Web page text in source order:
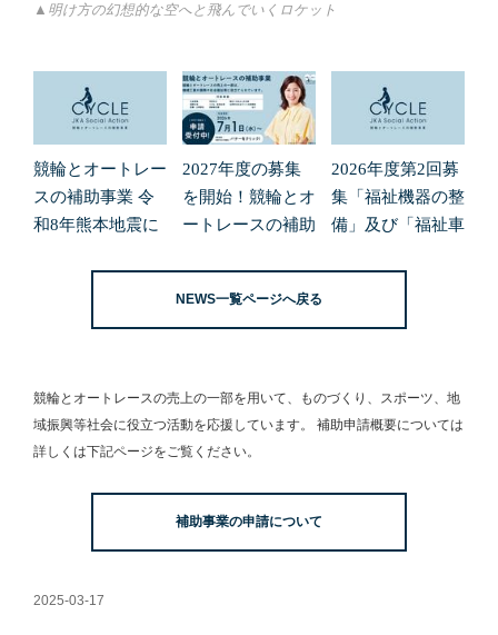
▲明け方の幻想的な空へと飛んでいくロケット
競輪とオートレー
スの補助事業 令
和8年熊本地震に
2027年度の募集
を開始！競輪とオ
ートレースの補助
2026年度第2回募
集「福祉機器の整
備」及び「福祉車
NEWS一覧ページへ戻る
競輪とオートレースの売上の一部を用いて、
ものづくり、スポーツ、地
域振興等社会に役立つ活動を応援しています。
補助申請概要については
詳しくは下記ページをご覧ください。
補助事業の申請について
2025-03-17